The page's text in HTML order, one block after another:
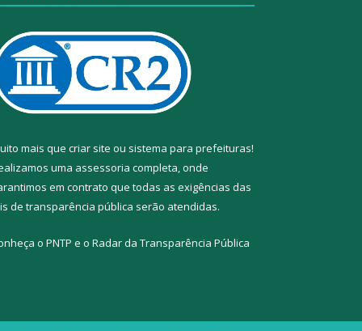
mais que criar site ou sistema para prefeituras!
uma assessoria completa, onde
em contrato que todas as exigências das
de transparência pública serão atendidas.
o PNTP e o Radar da Transparência Pública